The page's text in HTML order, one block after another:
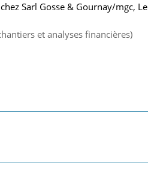
Sarl Gosse & Gournay/mgc, Le
et analyses financières)